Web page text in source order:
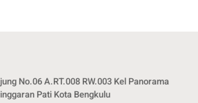
No.06 A.RT.008 RW.003 Kel Panorama
Pati Kota Bengkulu